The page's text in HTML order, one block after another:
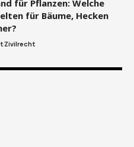
für Pflanzen: Welche
für Bäume, Hecken
Zivilrecht